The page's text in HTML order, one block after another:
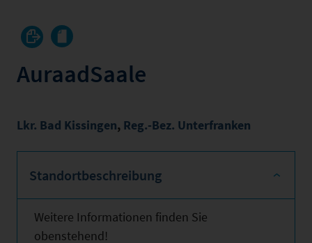
AuraadSaale
Lkr. Bad Kissingen, Reg.-Bez. Unterfranken
Standortbeschreibung
Weitere Informationen finden Sie
obenstehend!